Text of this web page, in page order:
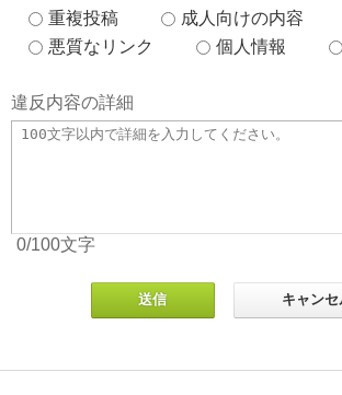
重複投稿
成人向けの内容
悪質なリンク
個人情報
違反内容の詳細
0/100文字